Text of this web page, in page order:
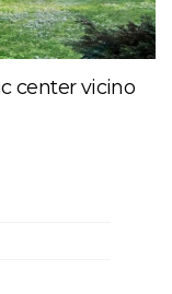
center vicino